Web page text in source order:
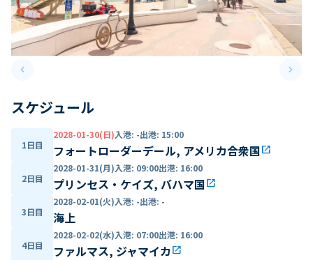
keyboard_arrow_leftPrevious slide keyboard_arrow_right
スケジュール
1日目
2028-01-30(日)入港: -出港: 15:00
フォートローダーデール, アメリカ合衆国open_in_new
2日目
2028-01-31(月)入港: 09:00出港: 16:00
プリンセス・ケイズ, バハマ国open_in_new
3日目
2028-02-01(火)入港: -出港: -
海上
4日目
2028-02-02(水)入港: 07:00出港: 16:00
ファルマス, ジャマイカ open_in_new